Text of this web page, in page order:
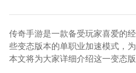
传奇手游是一款备受玩家喜爱的
些变态版本的单职业加速模式，
本文将为大家详细介绍这一变态版